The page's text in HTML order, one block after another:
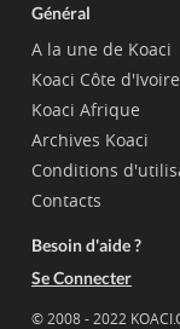
Général
A la une de Koaci
Koaci Côte d'Ivoire
Koaci Afrique
Archives Koaci
Conditions
Contacts
Besoin d'aide ?
Se Connecter
© 2008 - 2022